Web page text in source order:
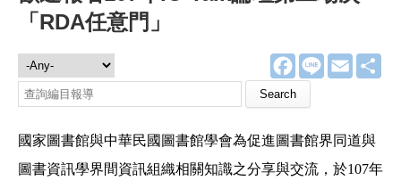
「RDA任意門」
F
a
e
o
o
k
L
E
m
編目報導
國家圖書館與中華民國圖書館學會為促進圖書館界同道與
圖書資訊學界間資訊組織相關知識之分享與交流，於107年